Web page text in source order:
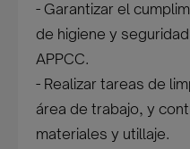
- Garantizar el
de higiene y
APPCC.
- Realizar tareas de
área de trabajo, y
materiales y utillaje.